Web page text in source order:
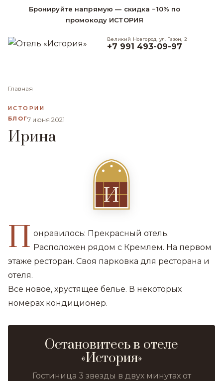
Бронируйте напрямую — скидка −10% по
промокоду ИСТОРИЯ
Великий Новгород, ул. Газон, 2
+7 991 493-09-97
Главная
ИСТОРИИ
БЛОГ7 июня 2021
Ирина
И
П онравилось: Прекрасный отель.
Расположен рядом с Кремлем. На первом
этаже ресторан. Своя парковка для ресторана и
отеля.
Все новое, хрустящее белье. В некоторых
номерах кондиционер.
Остановитесь в отеле
«История»
Гостиница 3 звезды в двух минутах от